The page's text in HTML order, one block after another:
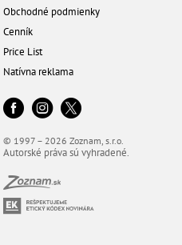
Obchodné podmienky
Cenník
Price List
Natívna reklama
© 1997 – 2026 Zoznam, s.r.o.
Autorské práva sú vyhradené.